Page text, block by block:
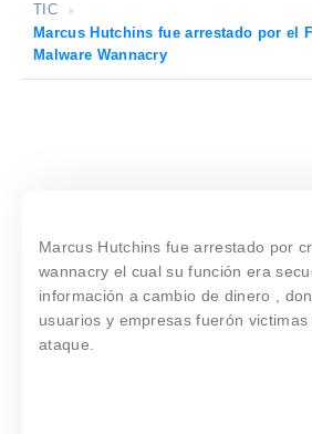
TIC
Marcus Hutchins fue arrestado por el
Malware Wannacry
Marcus Hutchins fue arrestado por
wannacry el cual su función era
información a cambio de dinero ,
usuarios y empresas fuerón
ataque.